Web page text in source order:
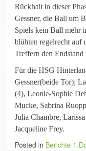
Rückhalt in dieser
Gessner, die Ball um
Spiels kein Ball mehr
blühten regelrecht auf
Treffern den Endstand
Für die HSG
Gessner(beide Tor);
(4), Leonie-Sophie
Mucke, Sabrina
Julia Chambre,
Jacqueline Frey.
Posted in Berichte